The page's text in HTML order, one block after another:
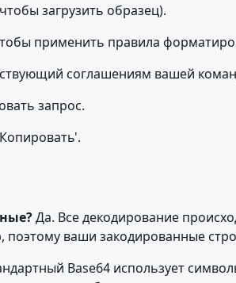
загрузить образец).
применить правила
соглашениям вашей
запрос.
Да. Все декодирование
поэтому ваши закодированные
Base64 использует